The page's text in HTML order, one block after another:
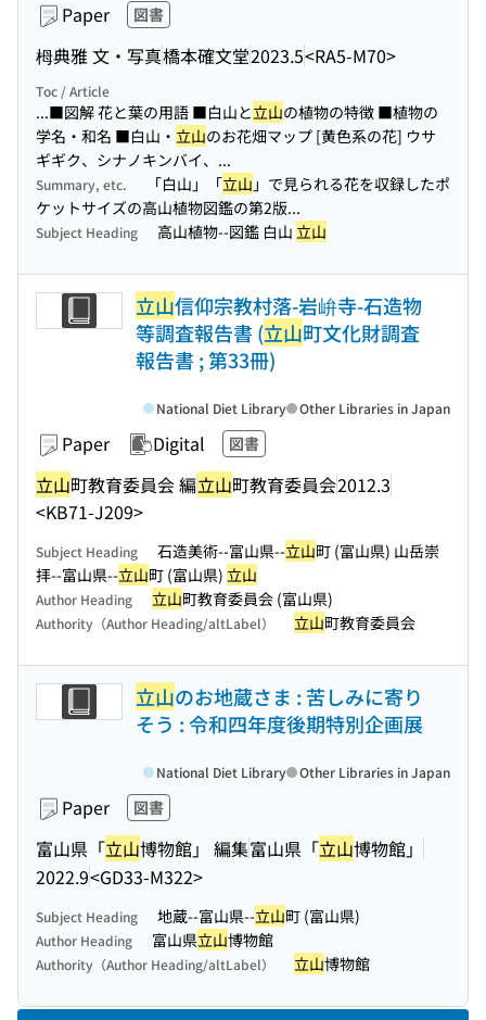
Paper 図書
栂典雅 文・写真橋本確文堂2023.5<RA5-M70>
Toc / Article
...■図解 花と葉の用語 ■白山と立山の植物の特徴 ■植物の
学名・和名 ■白山・ 立山のお花畑マップ [黄色系の花] ウサ
ギギク、シナノキンバイ、...
Summary, etc. 「白山」「立山 」で見られる花を収録したポ
ケットサイズの高山植物図鑑の第2版...
Subject Heading 高山植物--図鑑 白山 立山
立山信仰宗教村落-岩峅寺-石造物
等調査報告書 (立山町文化財調査
報告書 ; 第33冊)
Paper Digital 図書
立山町教育委員会 編立山町教育委員会2012.3
<KB71-J209>
National Diet Library Other Libraries in Japan
Subject Heading 石造美術--富山県--立山町 (富山県) 山岳崇
拝--富山県--立山町 (富山県) 立山
Author Heading 立山町教育委員会 (富山県)
Authority（Author Heading/altLabel） 立山町教育委員会
立山のお地蔵さま : 苦しみに寄り
そう : 令和四年度後期特別企画展
Paper 図書
富山県「立山博物館」 編集富山県「立山博物館」
2022.9<GD33-M322>
National Diet Library Other Libraries in Japan
Subject Heading 地蔵--富山県--立山町 (富山県)
Author Heading 富山県立山博物館
Authority（Author Heading/altLabel） 立山博物館